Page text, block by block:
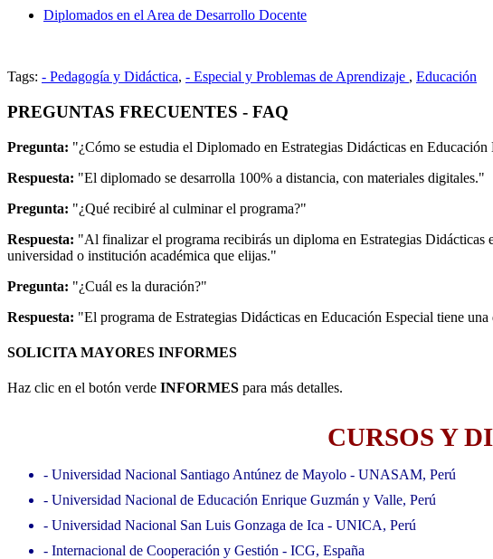
Diplomados en el Area de Desarrollo Docente
Tags: - Pedagogía y Didáctica, - Especial y Problemas de Aprendizaje , Educación
PREGUNTAS FRECUENTES - FAQ
Pregunta: "¿Cómo se estudia el Diplomado en Estrategias Didácticas en Educación
Respuesta: "El diplomado se desarrolla 100% a distancia, con materiales digitales."
Pregunta: "¿Qué recibiré al culminar el programa?"
Respuesta: "Al finalizar el programa recibirás un diploma en Estrategias
universidad o institución académica que elijas."
Pregunta: "¿Cuál es la duración?"
Respuesta: "El programa de Estrategias Didácticas en Educación Especial tiene
SOLICITA MAYORES INFORMES
Haz clic en el botón verde INFORMES para más detalles.
CURSOS Y
- Universidad Nacional Santiago Antúnez de Mayolo - UNASAM, Perú
- Universidad Nacional de Educación Enrique Guzmán y Valle, Perú
- Universidad Nacional San Luis Gonzaga de Ica - UNICA, Perú
- Internacional de Cooperación y Gestión - ICG, España